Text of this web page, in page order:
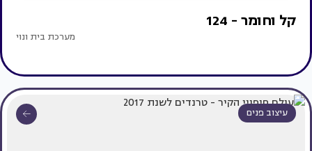
קל וחומר - 124
מערכת בית ונוי
עיצוב פנים